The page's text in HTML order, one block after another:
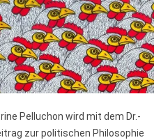
Pelluchon wird mit dem Dr.-
zur politischen Philosophie